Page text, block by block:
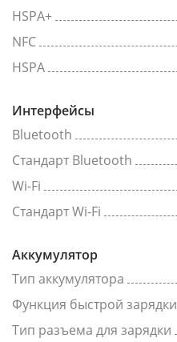
HSPA+
NFC
HSPA
Интерфейсы
Bluetooth
Стандарт Bluetooth
Wi-Fi
Стандарт Wi-Fi
Аккумулятор
Тип аккумулятора
Функция быстрой зарядки
Тип разъема для зарядки